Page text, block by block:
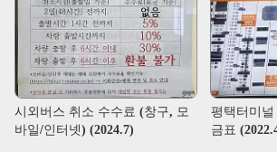
시외버스 취소 수수료 (창구, 모
바일/인터넷) (2024.7)
평택터미
금표